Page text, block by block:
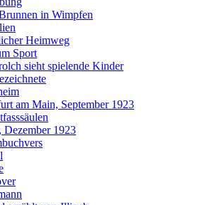
in Wimpfen
Heimweg
Sport
sieht spielende Kinder
am Main, September 1923
Dezember 1923